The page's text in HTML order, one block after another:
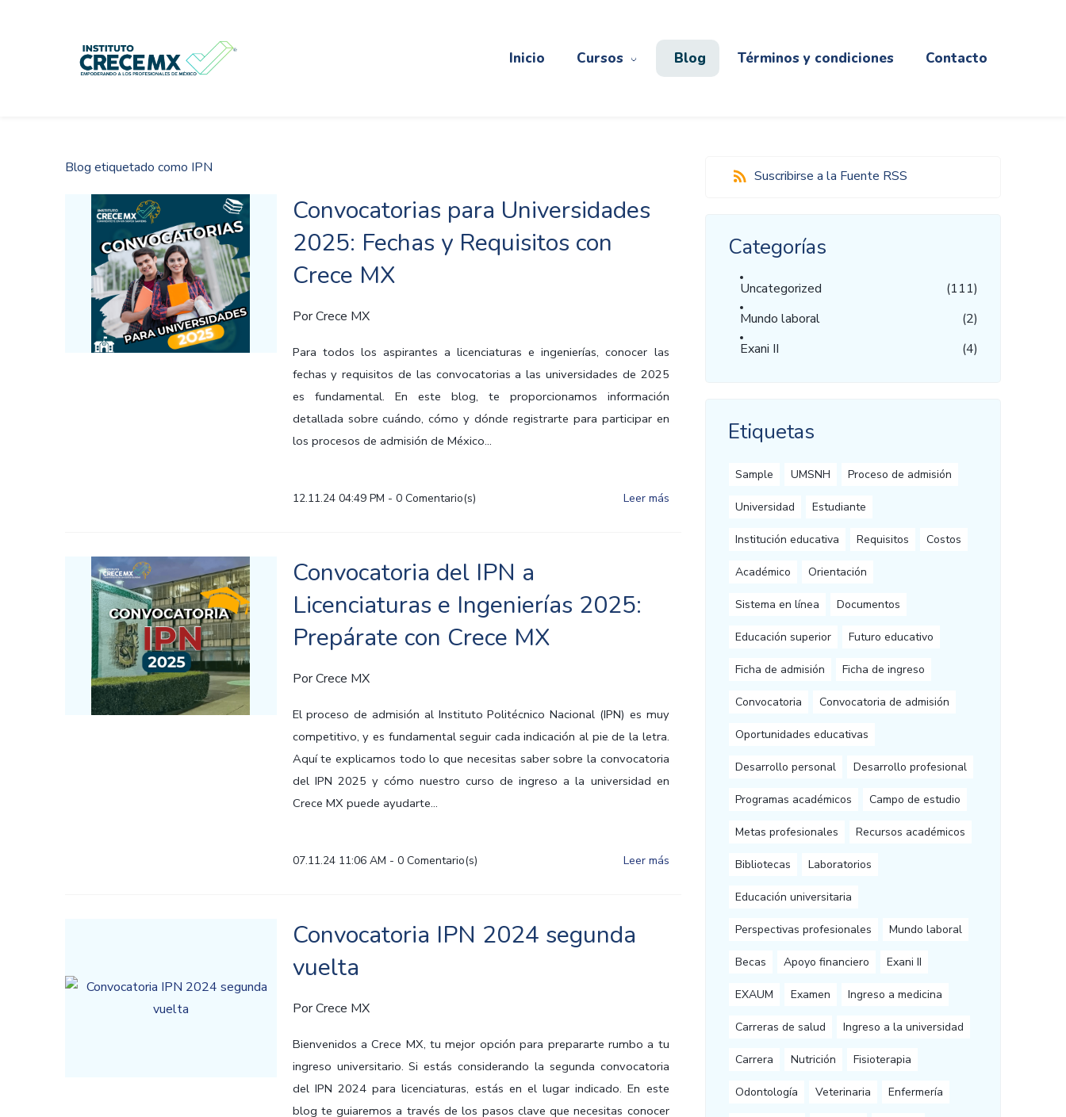
Inicio Cursos Blog Términos y condiciones Contacto
Blog etiquetado como IPN
Convocatorias para Universidades
2025: Fechas y Requisitos con
Crece MX
PorCrece MX
Para todos los aspirantes a licenciaturas e ingenierías, conocer las
fechas y requisitos de las convocatorias a las universidades de 2025
es fundamental. En este blog, te proporcionamos información
detallada sobre cuándo, cómo y dónde registrarte para participar en
los procesos de admisión de México...
12.11.24 04:49 PM - 0Comentario(s) Leer más
Convocatoria del IPN a
Licenciaturas e Ingenierías 2025:
Prepárate con Crece MX
PorCrece MX
El proceso de admisión al Instituto Politécnico Nacional (IPN) es muy
competitivo, y es fundamental seguir cada indicación al pie de la letra.
Aquí te explicamos todo lo que necesitas saber sobre la convocatoria
del IPN 2025 y cómo nuestro curso de ingreso a la universidad en
Crece MX puede ayudarte...
07.11.24 11:06 AM - 0Comentario(s) Leer más
Convocatoria IPN 2024 segunda
vuelta
PorCrece MX
Bienvenidos a Crece MX, tu mejor opción para prepararte rumbo a tu
ingreso universitario. Si estás considerando la segunda convocatoria
del IPN 2024 para licenciaturas, estás en el lugar indicado. En este
blog te guiaremos a través de los pasos clave que necesitas conocer
Suscribirse a la Fuente RSS
Categorías
Uncategorized
(111)
Mundo laboral
(2)
Exani II
(4)
Etiquetas
Sample UMSNH Proceso de admisión
Universidad Estudiante
Institución educativa Requisitos Costos
Académico Orientación
Sistema en línea Documentos
Educación superior Futuro educativo
Ficha de admisión Ficha de ingreso
Convocatoria Convocatoria de admisión
Oportunidades educativas
Desarrollo personal Desarrollo profesional
Programas académicos Campo de estudio
Metas profesionales Recursos académicos
Bibliotecas Laboratorios
Educación universitaria
Perspectivas profesionales Mundo laboral
Becas Apoyo financiero Exani II
EXAUM Examen Ingreso a medicina
Carreras de salud Ingreso a la universidad
Carrera Nutrición Fisioterapia
Odontología Veterinaria Enfermería